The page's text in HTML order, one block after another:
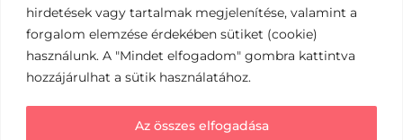
hirdetések vagy tartalmak megjelenítése, valamint a
forgalom elemzése érdekében sütiket (cookie)
használunk. A "Mindet elfogadom" gombra kattintva
hozzájárulhat a sütik használatához.
Az összes elfogadása
2019-2023 – Élménykártyád-Nagy Tímea © Minden
jog fenntartva.
Az online fizetést a Barion Payment Zrt. biztosítja,
MNB engedély száma: H-EN-I-1064/2013